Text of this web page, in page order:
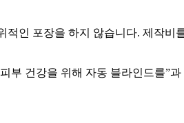
인 포장을 하지 않습니다. 제작
부 건강을 위해 자동 블라인드를”